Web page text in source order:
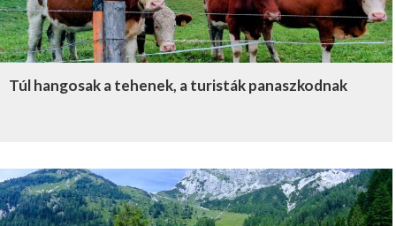
Túl hangosak a tehenek, a turisták panaszkodnak